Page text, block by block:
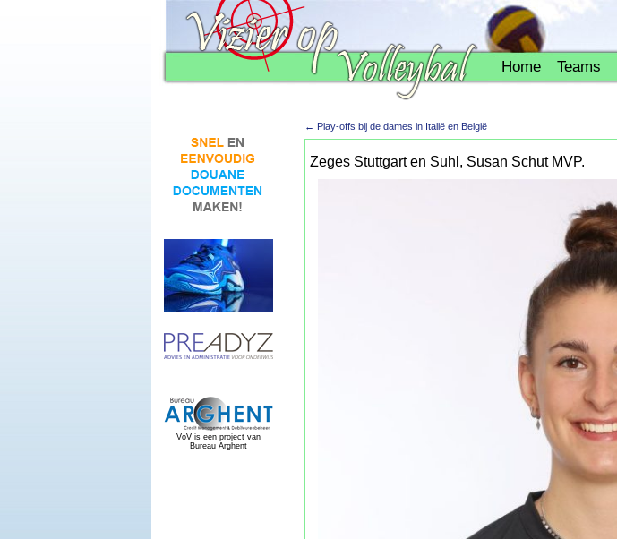
Home Teams
VoV is een project van
Bureau Arghent
← Play-offs bij de dames in Italië en België
Zeges Stuttgart en Suhl, Susan Schut MVP.